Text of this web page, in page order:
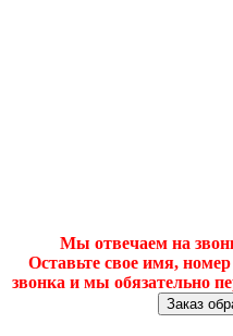
Мы отвечаем на
Оставьте свое имя,
звонка и мы обязательно
Заказ